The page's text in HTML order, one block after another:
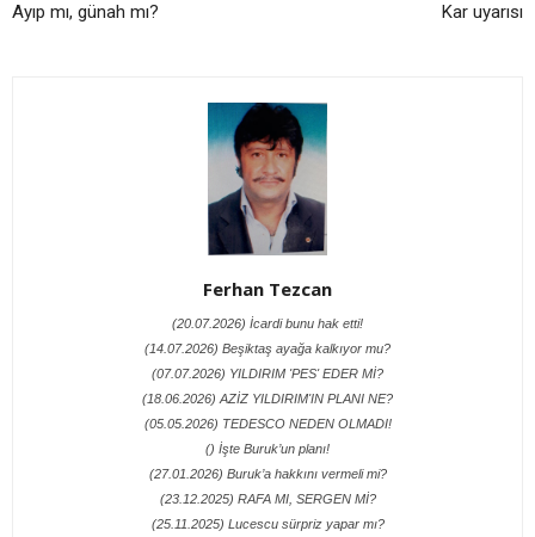
Ayıp mı, günah mı? Kar uyarısı
Ferhan Tezcan
(20.07.2026) İcardi bunu hak etti!
(14.07.2026) Beşiktaş ayağa kalkıyor mu?
(07.07.2026) YILDIRIM 'PES' EDER Mİ?
(18.06.2026) AZİZ YILDIRIM'IN PLANI NE?
(05.05.2026) TEDESCO NEDEN OLMADI!
() İşte Buruk’un planı!
(27.01.2026) Buruk’a hakkını vermeli mi?
(23.12.2025) RAFA MI, SERGEN Mİ?
(25.11.2025) Lucescu sürpriz yapar mı?